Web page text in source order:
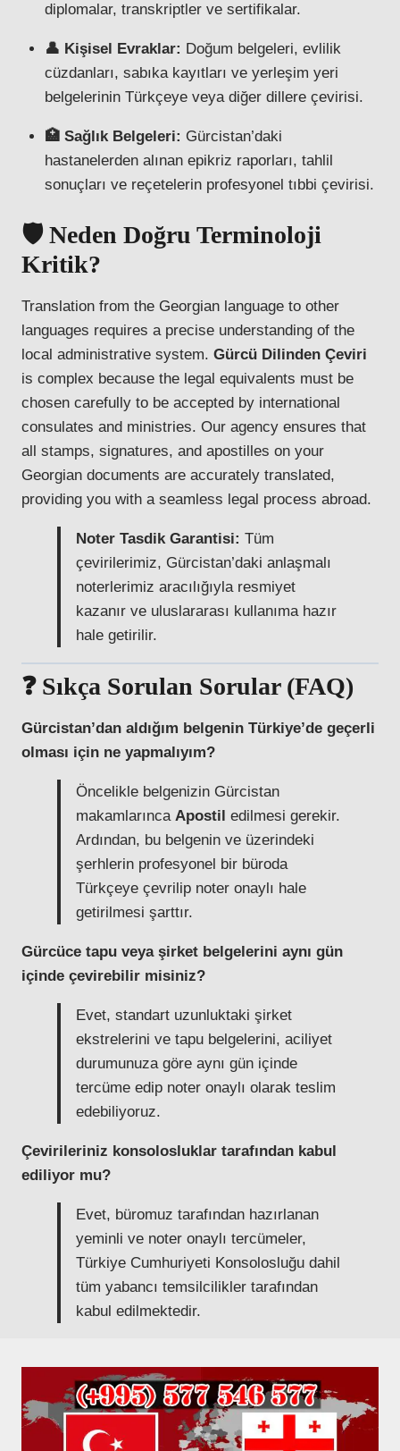
diplomalar, transkriptler ve sertifikalar.
👤 Kişisel Evraklar: Doğum belgeleri, evlilik
cüzdanları, sabıka kayıtları ve yerleşim yeri
belgelerinin Türkçeye veya diğer dillere çevirisi.
🏥 Sağlık Belgeleri: Gürcistan’daki
hastanelerden alınan epikriz raporları, tahlil
sonuçları ve reçetelerin profesyonel tıbbi çevirisi.
🛡️ Neden Doğru Terminoloji
Kritik?
Translation from the Georgian language to other
languages requires a precise understanding of the
local administrative system. Gürcü Dilinden Çeviri
is complex because the legal equivalents must be
chosen carefully to be accepted by international
consulates and ministries. Our agency ensures that
all stamps, signatures, and apostilles on your
Georgian documents are accurately translated,
providing you with a seamless legal process abroad.
Noter Tasdik Garantisi: Tüm
çevirilerimiz, Gürcistan’daki anlaşmalı
noterlerimiz aracılığıyla resmiyet
kazanır ve uluslararası kullanıma hazır
hale getirilir.
❓ Sıkça Sorulan Sorular (FAQ)
Gürcistan’dan aldığım belgenin Türkiye’de geçerli
olması için ne yapmalıyım?
Öncelikle belgenizin Gürcistan
makamlarınca Apostil edilmesi gerekir.
Ardından, bu belgenin ve üzerindeki
şerhlerin profesyonel bir büroda
Türkçeye çevrilip noter onaylı hale
getirilmesi şarttır.
Gürcüce tapu veya şirket belgelerini aynı gün
içinde çevirebilir misiniz?
Evet, standart uzunluktaki şirket
ekstrelerini ve tapu belgelerini, aciliyet
durumunuza göre aynı gün içinde
tercüme edip noter onaylı olarak teslim
edebiliyoruz.
Çevirileriniz konsolosluklar tarafından kabul
ediliyor mu?
Evet, büromuz tarafından hazırlanan
yeminli ve noter onaylı tercümeler,
Türkiye Cumhuriyeti Konsolosluğu dahil
tüm yabancı temsilcilikler tarafından
kabul edilmektedir.